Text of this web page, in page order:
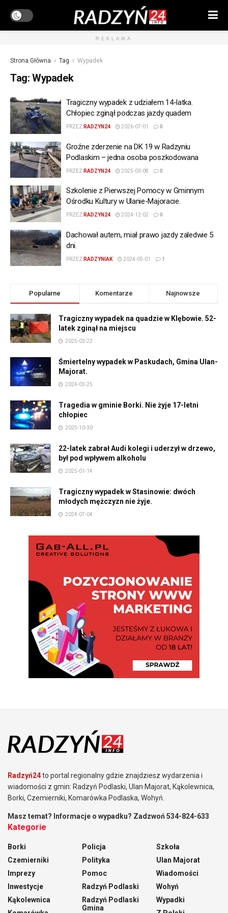
REKLAMA
Strona Główna Tag Wypadek
Tag: Wypadek
Tragiczny wypadek z udziałem 14-latka.
Chłopiec zginął podczas jazdy quadem
PRZEZ RADZYN24 2026-07-01 0
Groźne zderzenie na DK 19 w Radzyniu
Podlaskim – jedna osoba poszkodowana
PRZEZ RADZYN24 2025-03-08 0
Szkolenie z Pierwszej Pomocy w Gminnym
Ośrodku Kultury w Ulanie-Majoracie.
PRZEZ RADZYN24 2024-12-02 0
Dachował autem, miał prawo jazdy zaledwie 5
dni.
PRZEZ RADZYNIAK 2024-05-01 1
Popularne Komentarze Najnowsze
Tragiczny wypadek na quadzie w Klębowie. 52-
latek zginął na miejscu
2025-03-22
Śmiertelny wypadek w Paskudach, Gmina Ulan-
Majorat.
2024-03-25
Tragedia w gminie Borki. Nie żyje 17-letni
chłopiec
2025-10-30
22-latek zabrał Audi kolegi i uderzył w drzewo,
był pod wpływem alkoholu
2025-01-14
Tragiczny wypadek w Stasinowie: dwóch
młodych mężczyzn nie żyje.
2024-07-04
Radzyń24to portal regionalny gdzie znajdziesz wydarzenia i
wiadomości z gmin: Radzyń Podlaski, Ulan Majorat, Kąkolewnica,
Borki, Czemierniki, Komarówka Podlaska, Wohyń.
Masz temat? Informacje o wypadku? Zadzwoń 534-824-633
Kategorie
Borki
Czemierniki
Imprezy
Inwestycje
Kąkolewnica
Policja
Polityka
Pomoc
Radzyń Podlaski
Radzyń Podlaski
Gmina
Szkoła
Ulan Majorat
Wiadomości
Wohyń
Wypadki